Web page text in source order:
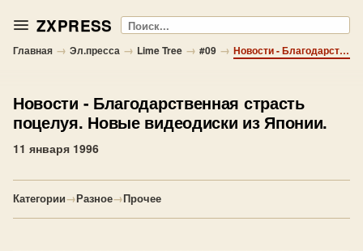
ZXPRESS Поиск
Главная → Эл.пресса → Lime Tree → #09 → Новости - Благодарственная страсть поцелуя. Новые видеодиски из Японии.
Новости - Благодарственная страсть
поцелуя. Новые видеодиски из Японии.
11 января 1996
Категории→Разное→Прочее